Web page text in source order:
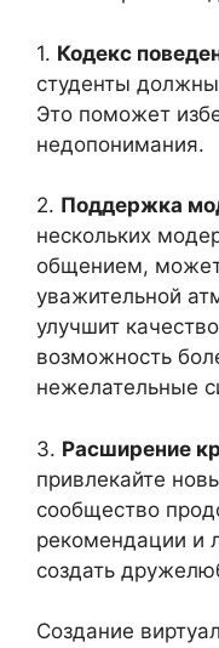
1. Кодекс
студенты
Это поможет
недопонимания.
2. Поддержка
нескольких
общением, может
уважительной
улучшит
возможность
нежелательные
3. Расширение
привлекайте
сообщество
рекомендации и
создать
Создание